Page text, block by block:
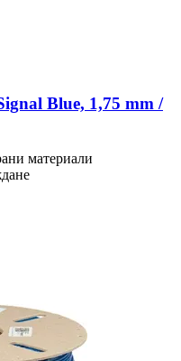
Blue, 1,75 mm /
материали